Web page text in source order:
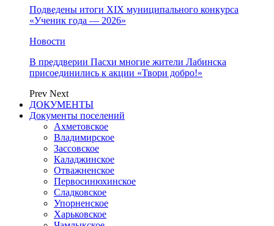
Подведены итоги XIX муниципального конкурса
«Ученик года — 2026»
Новости
В преддверии Пасхи многие жители Лабинска
присоединились к акции «Твори добро!»
Prev Next
ДОКУМЕНТЫ
Документы поселений
Ахметовское
Владимирское
Зассовское
Каладжинское
Отважненское
Первосинюхинское
Сладковское
Упорненское
Харьковское